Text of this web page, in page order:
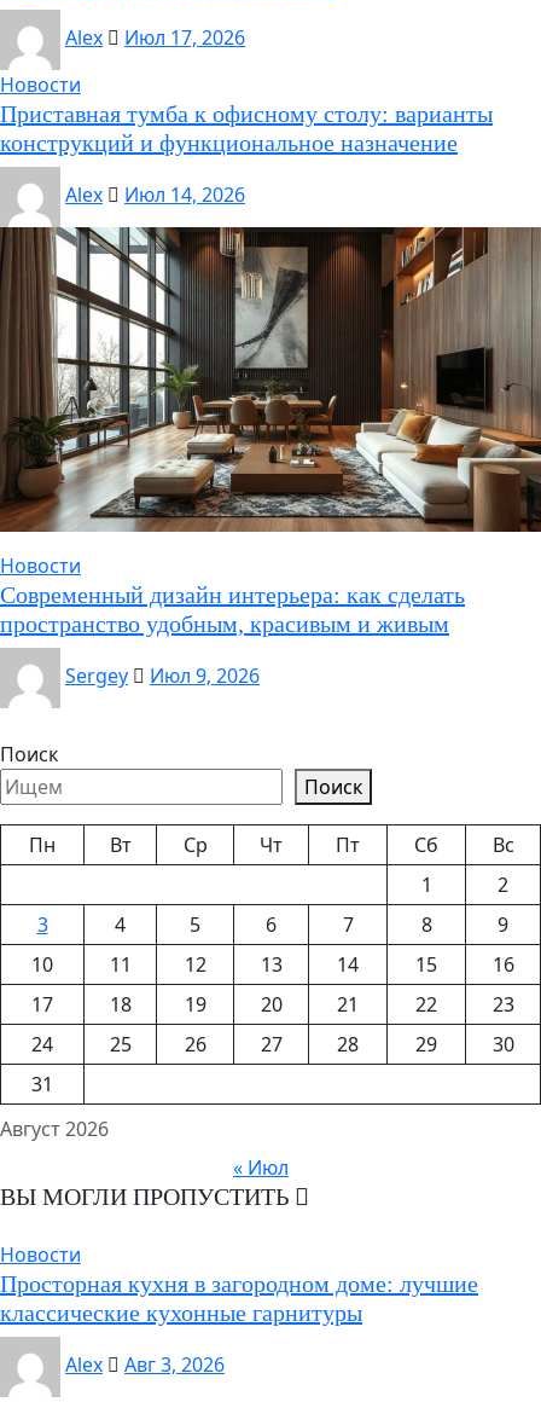
Alex
Июл 17, 2026
Новости
Приставная тумба к офисному столу: варианты
конструкций и функциональное назначение
Alex
Июл 14, 2026
Новости
Современный дизайн интерьера: как сделать
пространство удобным, красивым и живым
Sergey
Июл 9, 2026
Поиск
Поиск
Август 2026
Пн Вт Ср Чт Пт Сб
Вс
1
2
3
4 5 6 7 8
9
10
11 12 13 14 15
16
17
18 19 20 21 22
23
24
25 26 27 28 29
30
31
« Июл
ВЫ МОГЛИ ПРОПУСТИТЬ
Новости
Просторная кухня в загородном доме: лучшие
классические кухонные гарнитуры
Alex
Авг 3, 2026